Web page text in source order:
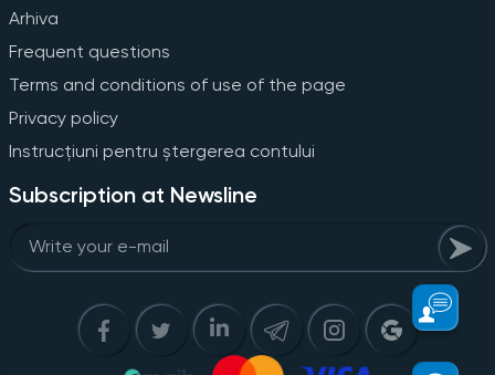
Arhiva
Frequent questions
Terms and conditions of use of the page
Privacy policy
Instrucțiuni pentru ștergerea contului
Subscription at Newsline